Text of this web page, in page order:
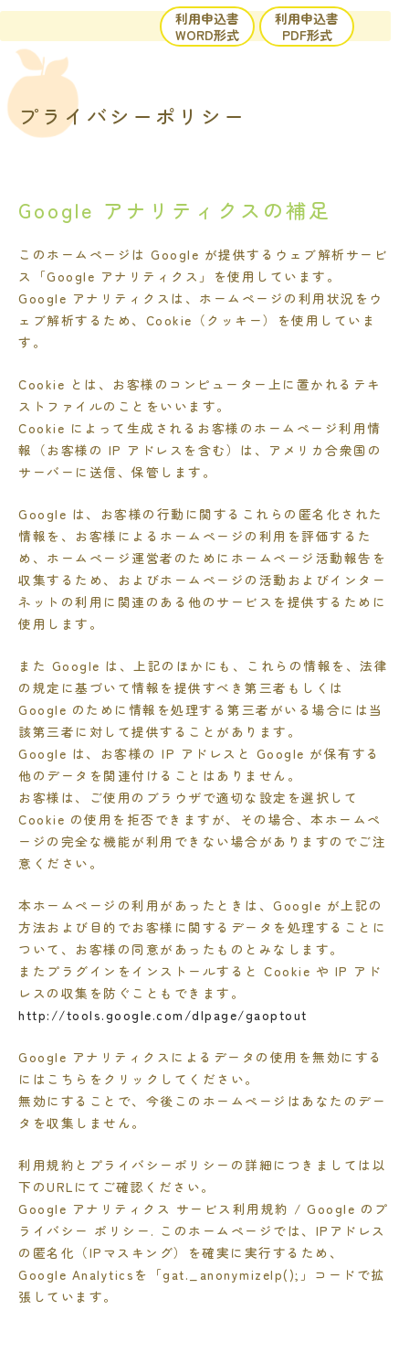
内
キ
利用申込書
WORD形式
利用申込書
PDF形式
プライバシーポリシー
Google アナリティクスの補足
このホームページは Google が提供するウェブ解析サービ
ス「Google アナリティクス」を使用しています。
Google アナリティクスは、ホームページの利用状況をウ
ェブ解析するため、Cookie（クッキー）を使用していま
す。
Cookie とは、お客様のコンピューター上に置かれるテキ
ストファイルのことをいいます。
Cookie によって生成されるお客様のホームページ利用情
報（お客様の IP アドレスを含む）は、アメリカ合衆国の
サーバーに送信、保管します。
Google は、お客様の行動に関するこれらの匿名化された
情報を、お客様によるホームページの利用を評価するた
め、ホームページ運営者のためにホームページ活動報告を
収集するため、およびホームページの活動およびインター
ネットの利用に関連のある他のサービスを提供するために
使用します。
また Google は、上記のほかにも、これらの情報を、法律
の規定に基づいて情報を提供すべき第三者もしくは
Google のために情報を処理する第三者がいる場合には当
該第三者に対して提供することがあります。
Google は、お客様の IP アドレスと Google が保有する
他のデータを関連付けることはありません。
お客様は、ご使用のブラウザで適切な設定を選択して
Cookie の使用を拒否できますが、その場合、本ホームペ
ージの完全な機能が利用できない場合がありますのでご注
意ください。
本ホームページの利用があったときは、Google が上記の
方法および目的でお客様に関するデータを処理することに
ついて、お客様の同意があったものとみなします。
またプラグインをインストールすると Cookie や IP アド
レスの収集を防ぐこともできます。
http://tools.google.com/dlpage/gaoptout
Google アナリティクスによるデータの使用を無効にする
にはこちらをクリックしてください。
無効にすることで、今後このホームページはあなたのデー
タを収集しません。
利用規約とプライバシーポリシーの詳細につきましては以
下のURLにてご確認ください。
Google アナリティクス サービス利用規約 / Google のプ
ライバシー ポリシー. このホームページでは、IPアドレス
の匿名化（IPマスキング）を確実に実行するため、
Google Analyticsを「gat._anonymizeIp();」コードで拡
張しています。